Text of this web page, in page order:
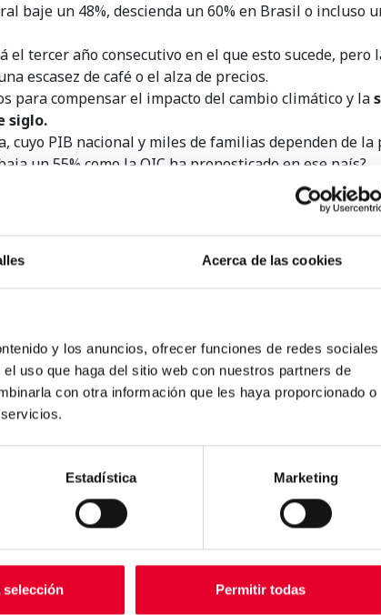
Acerca de las cookies
y los anuncios, ofrecer funciones de redes sociales
uso que haga del sitio web con nuestros partners de
con otra información que les haya proporcionado o
Estadística Marketing
selección Permitir todas
baje un 48%, descienda un 60% en Brasil o incluso
el tercer año consecutivo en el que esto sucede, pero
escasez de café o el alza de precios.
para compensar el impacto del cambio climático y la
siglo.
PIB nacional y miles de familias dependen de la
un 55% como la OIC ha pronosticado en ese país?
a conseguir áreas
dorado, este informe de la OIC llega en el
en los próximos años.
Azkoyen en Vending Paris